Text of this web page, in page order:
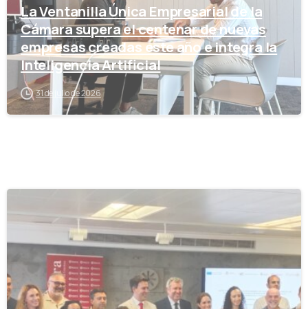
La Ventanilla Única Empresarial de la
Cámara supera el centenar de nuevas
empresas creadas este año e integra la
Inteligencia Artificial
31 de julio de 2026